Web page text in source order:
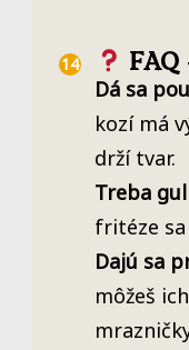
Dá sa
kozí má
drží tvar.
Treba
fritéze
Dajú sa
môžeš